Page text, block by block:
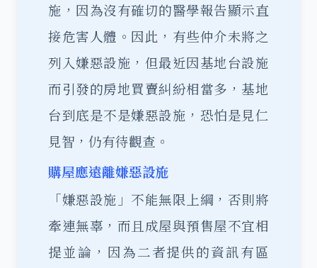
施，因為沒有確切的醫學報告顯示直
接危害人體。因此，有些仲介未將之
列入嫌惡設施，但最近因基地台設施
而引發的房地買賣糾紛相當多，基地
台到底是不是嫌惡設施，恐怕是見仁
見智，仍有待觀查。
購屋應遠離嫌惡設施
「嫌惡設施」不能無限上綱，否則將
牽連無辜，而且成屋與預售屋不宜相
提並論，因為二者提供的資訊有區